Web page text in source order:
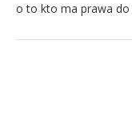
o to kto ma prawa